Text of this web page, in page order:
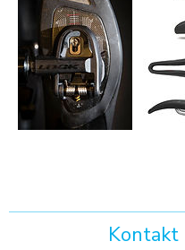
Kontakt